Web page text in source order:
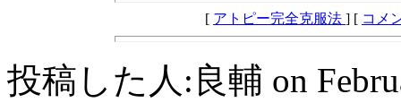
[ アトピー完全克服法 ] [ コメ
投稿した人:良輔 on